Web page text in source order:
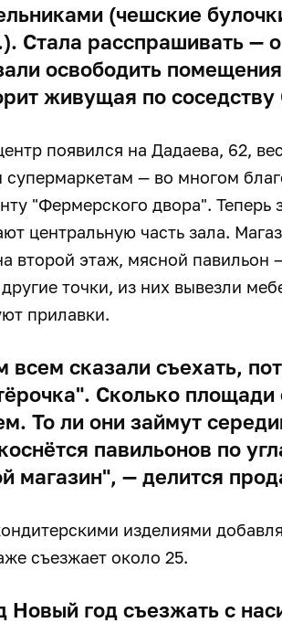
(чешские
Стала расспрашивать —
освободить
живущая по соседству
появился на Дадаева, 62,
супермаркетам — во многом
"Фермерского двора". Теперь
центральную часть зала.
второй этаж, мясной павильон
точки, из них вывезли
прилавки.
всем сказали съехать,
Сколько площади
То ли они займут
павильонов по
магазин", — делится
изделиями
съезжает около 25.
Новый год съезжать с